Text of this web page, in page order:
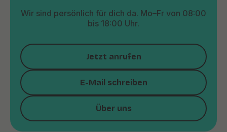
Wir sind persönlich für dich da. Mo–Fr von 08:00
bis 18:00 Uhr.
Jetzt anrufen
E-Mail schreiben
Über uns